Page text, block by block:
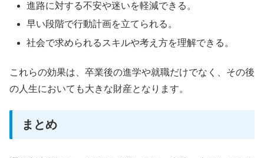
進路に対する不安や迷いを軽減できる。
早い段階で行動計画を立てられる。
社会で求められるスキルや考え方を理解できる。
これらの効果は、卒業後の進学や就職だけでなく、その後
の人生においても大きな財産となります。
まとめ